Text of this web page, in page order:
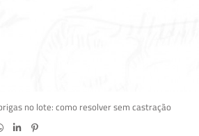
no lote: como resolver sem castração